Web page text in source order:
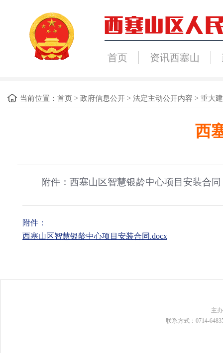
首页 资讯西塞山
当前位置： 首页 > 政府信息公开 > 法定主动公开内容 > 重大
西
附件：西塞山区智慧银龄中心项目安装合同
附件：
西塞山区智慧银龄中心项目安装合同.docx
主
联系方式：0714-